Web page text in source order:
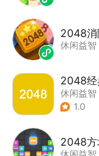
2048消
休闲益智
2048经
休闲益智
| 合成
1.0
2048方